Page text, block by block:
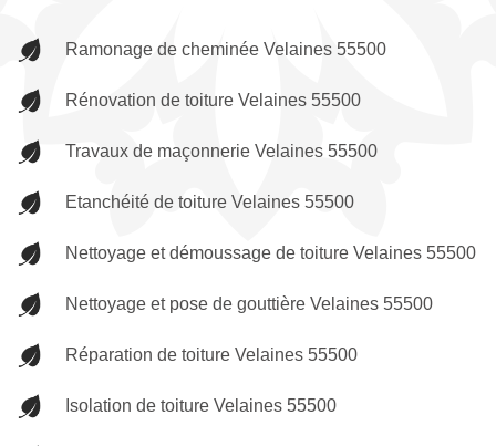
Ramonage de cheminée Velaines 55500
Rénovation de toiture Velaines 55500
Travaux de maçonnerie Velaines 55500
Etanchéité de toiture Velaines 55500
Nettoyage et démoussage de toiture Velaines 55500
Nettoyage et pose de gouttière Velaines 55500
Réparation de toiture Velaines 55500
Isolation de toiture Velaines 55500